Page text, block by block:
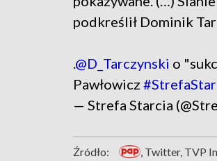
podkreślił Dominik
.@D_Tarczynski o
Pawłowicz
— Strefa Starcia
Źródło: , Twitter, TVP